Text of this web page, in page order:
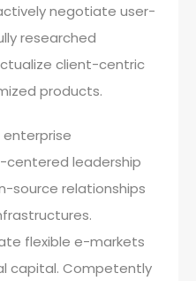
negotiate user-
researched
client-centric
products.
leadership
source relationships
flexible e-markets
capital. Competently